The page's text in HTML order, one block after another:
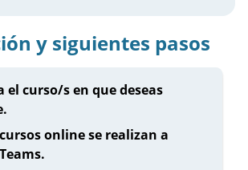
y siguientes pasos
el curso/s en que deseas
online se realizan a